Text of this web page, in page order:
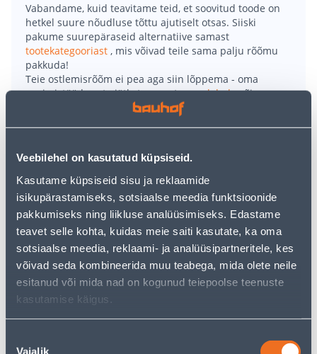
Veebilehel on kasutatud küpsiseid.
Kasutame küpsiseid sisu ja reklaamide
isikupärastamiseks, sotsiaalse meedia funktsioonide
pakkumiseks ning liikluse analüüsimiseks. Edastame
teavet selle kohta, kuidas meie saiti kasutate, ka oma
sotsiaalse meedia, reklaami- ja analüüsipartneritele, kes
võivad seda kombineerida muu teabega, mida olete neile
esitanud või mida nad on kogunud teiepoolse teenuste
kasutamise käigus.
Vajalik
Vabandame, kuid teavitame teid, et soovitud toode on
hetkel suure nõudluse tõttu ajutiselt otsas. Siiski
pakume suurepäraseid alternatiive samast
tootekategooriast , mis võivad teile sama palju rõõmu
pakkuda!
Teie ostlemisrõõm ei pea aga siin lõppema - oma
uurimistööd saate jätkata, naastesavalehelevõi
kasutades meie võimsat otsingufunktsiooni, et leida
veelgi meelepärasemad valikuid. Head ostlemist!
• Laetav töölamp.
• Kokkuvolditav, kummeeritud korpusega, pööratava ja
keeratava valgusvihuga.
• 12 super-eredat LED lampi ja lisalülituse võimalus
eraldi otsal asuvale 1 SMD LED’ile.
• Põhivalguse dimmerdamine 0 - 100%.
• 14-päevane tagastusõigus.